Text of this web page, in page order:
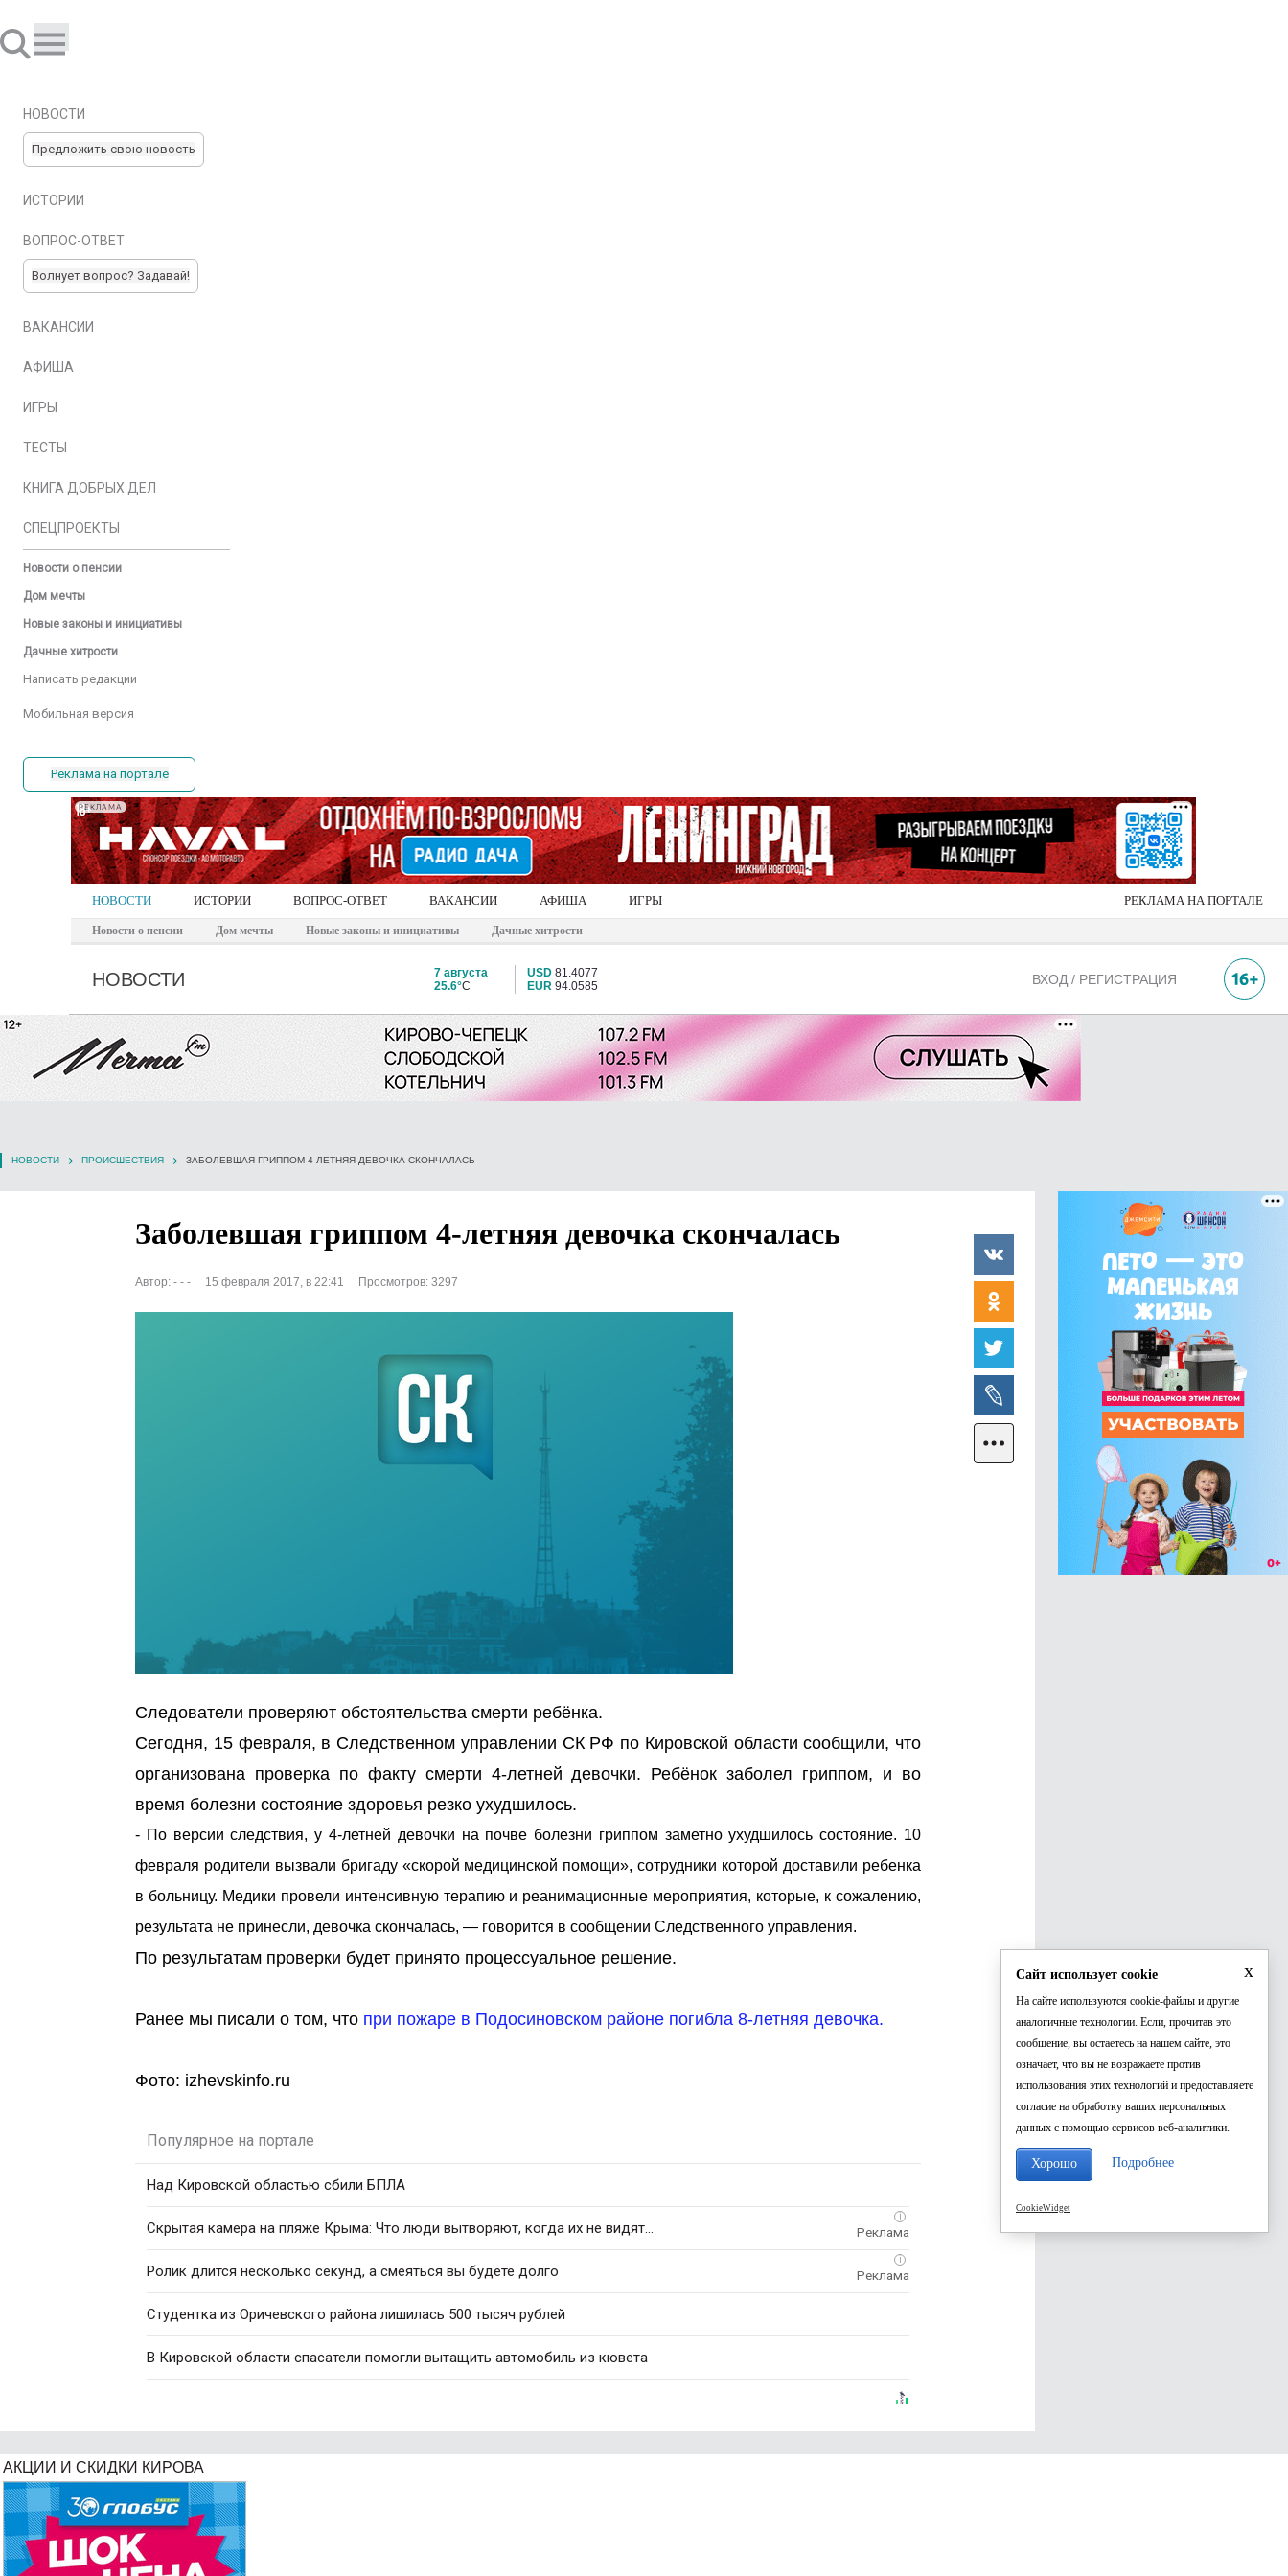
НОВОСТИ
Предложить свою новость
ИСТОРИИ
ВОПРОС-ОТВЕТ
Волнует вопрос? Задавай!
ВАКАНСИИ
АФИША
ИГРЫ
ТЕСТЫ
КНИГА ДОБРЫХ ДЕЛ
СПЕЦПРОЕКТЫ
Новости о пенсии
Дом мечты
Новые законы и инициативы
Дачные хитрости
Написать редакции
Мобильная версия
Реклама на портале
РЕКЛАМА
НОВОСТИ ИСТОРИИ ВОПРОС-ОТВЕТ ВАКАНСИИ АФИША ИГРЫ РЕКЛАМА НА ПОРТАЛЕ
Новости о пенсии Дом мечты Новые законы и инициативы Дачные хитрости
НОВОСТИ
7 августа
25.6°C
USD 81.4077
EUR 94.0585 ВХОД / РЕГИСТРАЦИЯ
НОВОСТИ ПРОИСШЕСТВИЯ ЗАБОЛЕВШАЯ ГРИППОМ 4-ЛЕТНЯЯ ДЕВОЧКА СКОНЧАЛАСЬ
Заболевшая гриппом 4-летняя девочка скончалась
Автор: - - - 15 февраля 2017, в 22:41 Просмотров: 3297
Следователи проверяют обстоятельства смерти ребёнка.
Сегодня, 15 февраля, в Следственном управлении СК РФ по Кировской области сообщили, что
организована проверка по факту смерти 4-летней девочки. Ребёнок заболел гриппом, и во
время болезни состояние здоровья резко ухудшилось.
- По версии следствия, у 4-летней девочки на почве болезни гриппом заметно ухудшилось состояние. 10
февраля родители вызвали бригаду «скорой медицинской помощи», сотрудники которой доставили ребенка
в больницу. Медики провели интенсивную терапию и реанимационные мероприятия, которые, к сожалению,
результата не принесли, девочка скончалась, — говорится в сообщении Следственного управления.
По результатам проверки будет принято процессуальное решение.
Ранее мы писали о том, что при пожаре в Подосиновском районе погибла 8-летняя девочка.
Фото: izhevskinfo.ru
Популярное на портале
Над Кировской областью сбили БПЛА
i
Скрытая камера на пляже Крыма: Что люди вытворяют, когда их не видят...
i
Ролик длится несколько секунд, а смеяться вы будете долго
Студентка из Оричевского района лишилась 500 тысяч рублей
В Кировской области спасатели помогли вытащить автомобиль из кювета
АКЦИИ И СКИДКИ КИРОВА
x
Сайт использует cookie
На сайте используются cookie-файлы и другие
аналогичные технологии. Если, прочитав это
сообщение, вы остаетесь на нашем сайте, это
означает, что вы не возражаете против
использования этих технологий и предоставляете
согласие на обработку ваших персональных
данных с помощью сервисов веб-аналитики.
Хорошо Подробнее
CookieWidget